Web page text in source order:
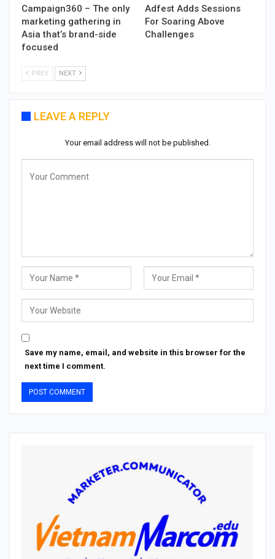
Campaign360 – The only
marketing gathering in
Asia that’s brand-side
focused
Adfest Adds Sessions
For Soaring Above
Challenges
PREV NEXT
LEAVE A REPLY
Your email address will not be published.
Save my name, email, and website in this browser for the
next time I comment.